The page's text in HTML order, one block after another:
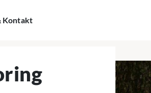
Kontakt